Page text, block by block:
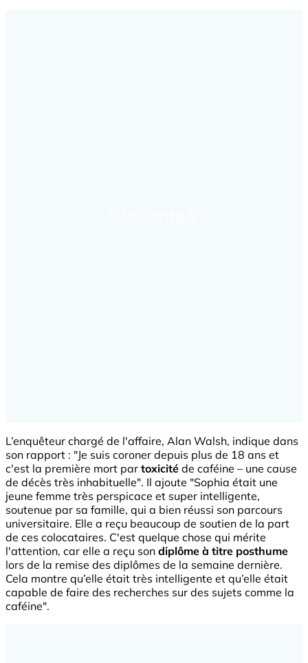
L’enquêteur chargé de l'affaire, Alan Walsh, indique dans
son rapport : "Je suis coroner depuis plus de 18 ans et
c'est la première mort par toxicité de caféine – une cause
de décès très inhabituelle". Il ajoute "Sophia était une
jeune femme très perspicace et super intelligente,
soutenue par sa famille, qui a bien réussi son parcours
universitaire. Elle a reçu beaucoup de soutien de la part
de ces colocataires. C'est quelque chose qui mérite
l'attention, car elle a reçu son diplôme à titre posthume
lors de la remise des diplômes de la semaine dernière.
Cela montre qu’elle était très intelligente et qu’elle était
capable de faire des recherches sur des sujets comme la
caféine".